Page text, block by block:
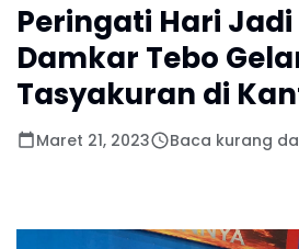
Peringati Hari Jadi
Damkar Tebo
Tasyakuran di
Maret 21, 2023 Baca kurang